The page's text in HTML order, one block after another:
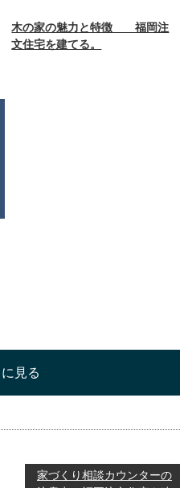
木の家の魅力と特徴 福岡注
文住宅を建てる。
見る
家づくり相談カウンターの